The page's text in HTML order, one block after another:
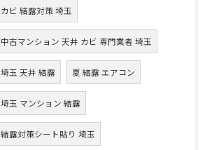
カビ 結露対策 埼玉
中古マンション 天井 カビ 専門業者 埼玉
埼玉 天井 結露 夏 結露 エアコン
埼玉 マンション 結露
結露対策シート貼り 埼玉